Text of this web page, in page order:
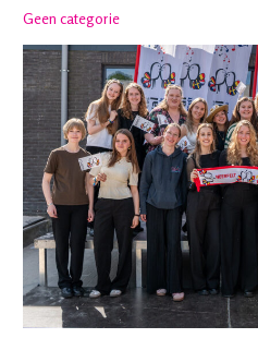
Geen categorie